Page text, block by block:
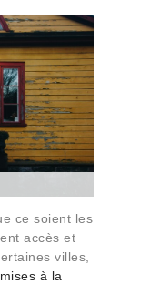
ce soient les
accès et
villes,
à la